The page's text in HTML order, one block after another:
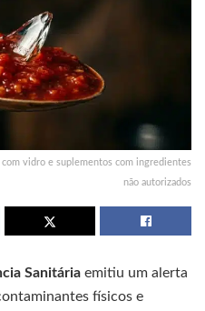
com vidro e suplementos com ingredientes
não autorizados
Sanitária emitiu um alerta
físicos e